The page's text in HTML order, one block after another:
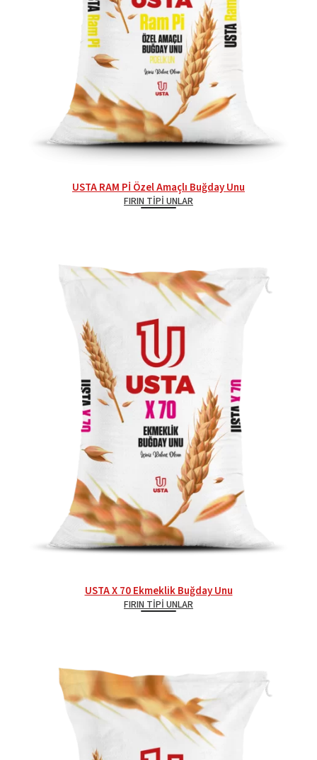
USTA RAM Pİ Özel Amaçlı Buğday Unu
FIRIN TIPI UNLAR
USTA X 70 Ekmeklik Buğday Unu
FIRIN TIPI UNLAR